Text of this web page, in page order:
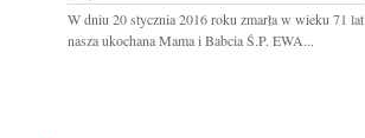
W dniu 20 stycznia 2016 roku zmarła w wieku 71 lat
nasza ukochana Mama i Babcia Ś.P. EWA...